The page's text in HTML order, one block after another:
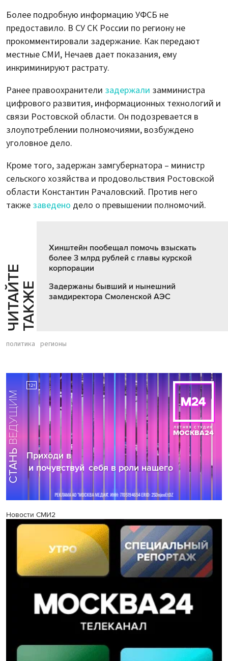
Более подробную информацию УФСБ не
предоставило. В СУ СК России по региону не
прокомментировали задержание. Как передают
местные СМИ, Нечаев дает показания, ему
инкриминируют растрату.
Ранее правоохранители задержали замминистра
цифрового развития, информационных технологий и
связи Ростовской области. Он подозревается в
злоупотреблении полномочиями, возбуждено
уголовное дело.
Кроме того, задержан замгубернатора – министр
сельского хозяйства и продовольствия Ростовской
области Константин Рачаловский. Против него
также заведено дело о превышении полномочий.
Ч
И
Т
АЙ
Т
Е
Т
А
К
ЖЕ
Хинштейн пообещал помочь взыскать
более 3 млрд рублей с главы курской
корпорации
Задержаны бывший и нынешний
замдиректора Смоленской АЭС
политика регионы
Новости СМИ2